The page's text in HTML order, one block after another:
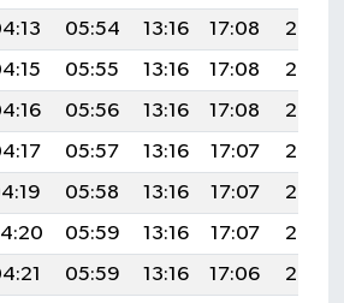
05:54 13:16 17:08
20:28
05:55 13:16 17:08
20:27
05:56 13:16 17:08
20:26
05:57 13:16 17:07
20:25
05:58 13:16 17:07
20:24
05:59 13:16 17:07
20:23
05:59 13:16 17:06
20:22